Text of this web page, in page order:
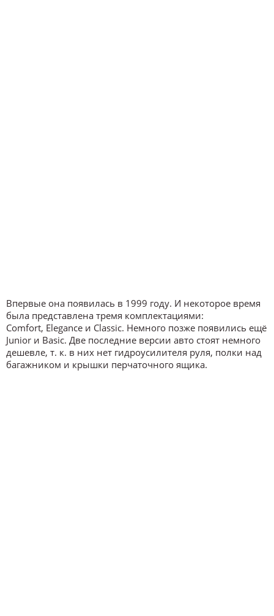
Впервые она появилась в 1999 году. И некоторое время
была представлена тремя комплектациями:
Comfort, Elegance и Classic. Немного позже появились ещё
Junior и Basic. Две последние версии авто стоят немного
дешевле, т. к. в них нет гидроусилителя руля, полки над
багажником и крышки перчаточного ящика.